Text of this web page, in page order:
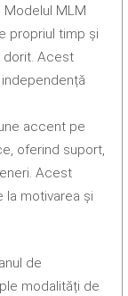
: Modelul MLM
propriul timp și
dorit. Acest
accent pe
oferind suport,
Acest
la motivarea și
de
modalități de